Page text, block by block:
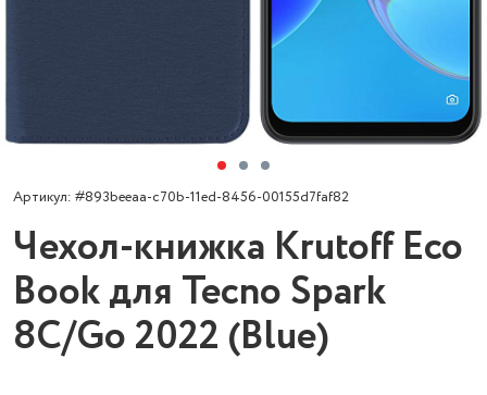
Артикул: #893beeaa-c70b-11ed-8456-00155d7faf82
Чехол-книжка Krutoff Eco
Book для Tecno Spark
8C/Go 2022 (Blue)